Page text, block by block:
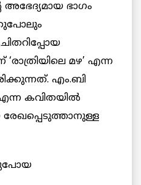
അഭേദ്യമായ ഭാഗം
മഴ’ എന്ന
എം.ബി
എന്ന കവിതയിൽ